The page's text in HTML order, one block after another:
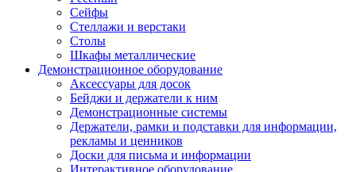
Сейфы
Стеллажи и верстаки
Столы
Шкафы металлические
Демонстрационное оборудование
Аксессуары для досок
Бейджи и держатели к ним
Демонстрационные системы
Держатели, рамки и подставки для информации,
рекламы и ценников
Доски для письма и информации
Интерактивное оборудование